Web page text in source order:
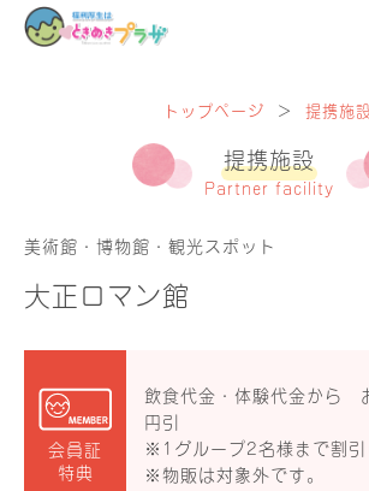
トップページ ＞ 提携施
提携施設
Partner facility
美術館・博物館・観光スポット
大正ロマン館
会員証
特典
飲食代金・体験代金から
円引
※1グループ2名様まで割引
※物販は対象外です。